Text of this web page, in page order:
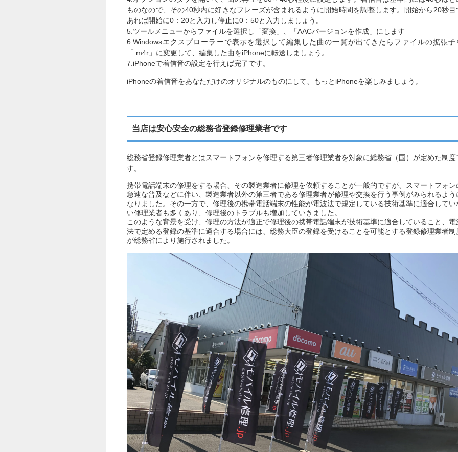
ものなので、その40秒内に好きなフレーズが含まれるように開始時間を調整します。開始から20秒目
あれば開始に0：20と入力し停止に0：50と入力しましょう。
5.ツールメニューからファイルを選択し「変換」、「AACバージョンを作成」にします
6.Windowsエクスプローラーで表示を選択して編集した曲の一覧が出てきたらファイルの拡張子
「.m4r」に変更して、編集した曲をiPhoneに転送しましょう。
7.iPhoneで着信音の設定を行えば完了です。
iPhoneの着信音をあなただけのオリジナルのものにして、もっとiPhoneを楽しみましょう。
当店は安心安全の総務省登録修理業者です
総務省登録修理業者とはスマートフォンを修理する第三者修理業者を対象に総務省（国）が定めた制度
す。
携帯電話端末の修理をする場合、その製造業者に修理を依頼することが一般的ですが、スマートフォン
急速な普及などに伴い、製造業者以外の第三者である修理業者が修理や交換を行う事例がみられるよう
なりました。その一方で、修理後の携帯電話端末の性能が電波法で規定している技術基準に適合してい
い修理業者も多くあり、修理後のトラブルも増加していきました。
このような背景を受け、修理の方法が適正で修理後の携帯電話端末が技術基準に適合していること、電
法で定める登録の基準に適合する場合には、総務大臣の登録を受けることを可能とする登録修理業者制
が総務省により施行されました。